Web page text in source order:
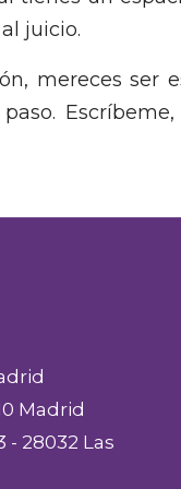
juicio.
mereces ser
Madrid
28032 Las